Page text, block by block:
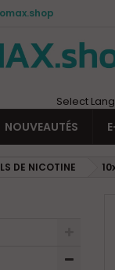
Select
NOUVEAUTÉS
DE NICOTINE